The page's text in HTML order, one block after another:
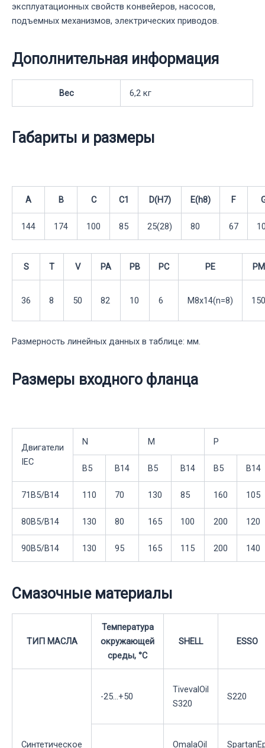
эксплуатационных свойств конвейеров, насосов,
подъемных механизмов, электрических приводов.
Дополнительная информация
Вес 6,2 кг
Габариты и размеры
A B C C1 D(H7) E(h8) F
144 174 100 85 25(28) 80 67
S T V PA PB PC PE PM
36 8 50 82 10 6 M8x14(n=8) 150
Размерность линейных данных в таблице: мм.
Размеры входного фланца
Двигатели
IEC
N M P
B5 B14 B5 B14 B5 B14
71B5/B14 110 70 130 85 160 105
80B5/B14 130 80 165 100 200 120
90B5/B14 130 95 165 115 200 140
Смазочные материалы
ТИП МАСЛА
Температура
окружающей
среды, °С
SHELL ESSO
Синтетическое
-25...+50
TivevalOil
S320
S220
OmalaOil